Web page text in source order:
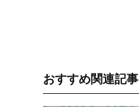
おすすめ関連記事